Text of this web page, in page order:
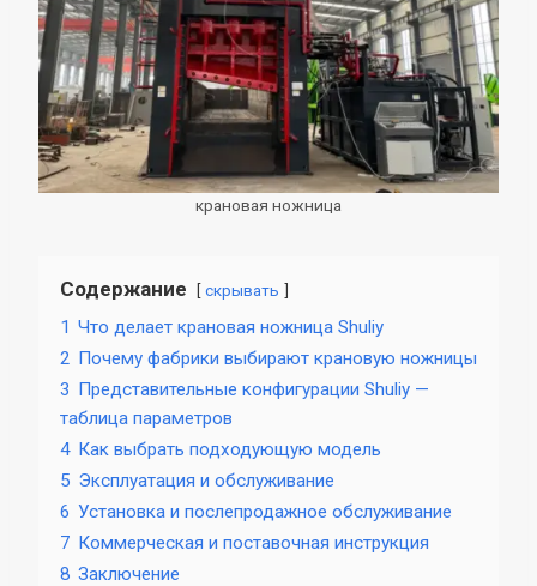
крановая ножница
Содержание скрывать
1 Что делает крановая ножница Shuliy
2 Почему фабрики выбирают крановую ножницы
3 Представительные конфигурации Shuliy —
таблица параметров
4 Как выбрать подходующую модель
5 Эксплуатация и обслуживание
6 Установка и послепродажное обслуживание
7 Коммерческая и поставочная инструкция
8 Заключение